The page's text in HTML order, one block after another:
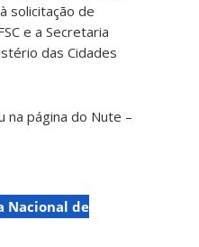
solicitação de
e a Secretaria
das Cidades
na página do Nute –
Nacional de